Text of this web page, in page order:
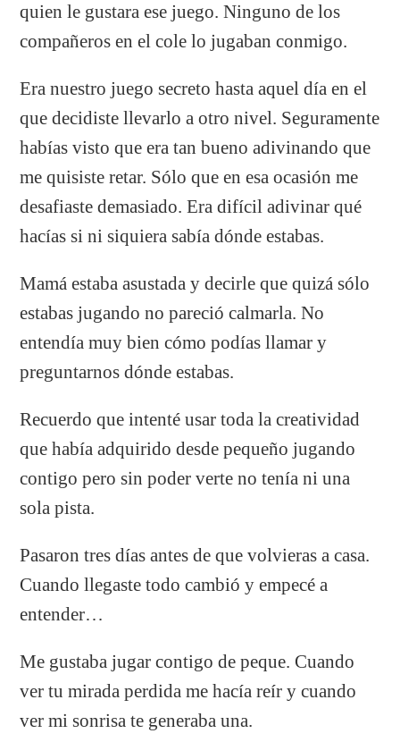
quien le gustara ese juego. Ninguno de los
compañeros en el cole lo jugaban conmigo.
Era nuestro juego secreto hasta aquel día en el
que decidiste llevarlo a otro nivel. Seguramente
habías visto que era tan bueno adivinando que
me quisiste retar. Sólo que en esa ocasión me
desafiaste demasiado. Era difícil adivinar qué
hacías si ni siquiera sabía dónde estabas.
Mamá estaba asustada y decirle que quizá sólo
estabas jugando no pareció calmarla. No
entendía muy bien cómo podías llamar y
preguntarnos dónde estabas.
Recuerdo que intenté usar toda la creatividad
que había adquirido desde pequeño jugando
contigo pero sin poder verte no tenía ni una
sola pista.
Pasaron tres días antes de que volvieras a casa.
Cuando llegaste todo cambió y empecé a
entender…
Me gustaba jugar contigo de peque. Cuando
ver tu mirada perdida me hacía reír y cuando
ver mi sonrisa te generaba una.